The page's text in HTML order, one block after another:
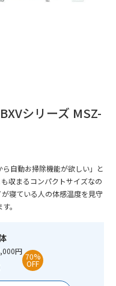
シリーズ MSZ-
ら自動お掃除機能が欲しい」と
収まるコンパクトサイズなの
寝ている人の体感温度を見守
。
円
70%
OFF